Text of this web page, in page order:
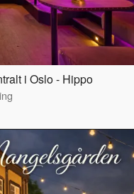
i Oslo - Hippo